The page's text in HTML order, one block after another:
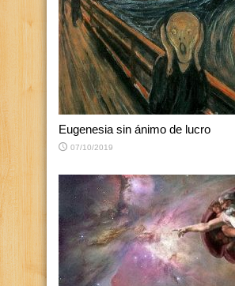
Eugenesia sin ánimo de lucro
07/10/2019